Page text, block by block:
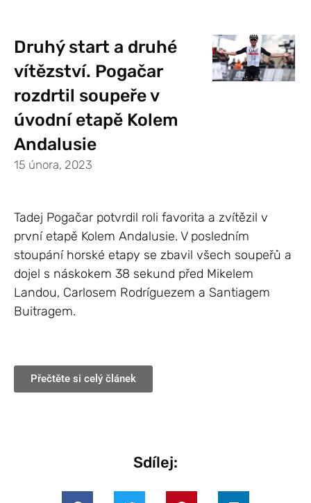
Druhý start a druhé
vítězství. Pogačar
rozdrtil soupeře v
úvodní etapě Kolem
Andalusie
15 února, 2023
Tadej Pogačar potvrdil roli favorita a zvítězil v
první etapě Kolem Andalusie. V posledním
stoupání horské etapy se zbavil všech soupeřů a
dojel s náskokem 38 sekund před Mikelem
Landou, Carlosem Rodríguezem a Santiagem
Buitragem.
Přečtěte si celý článek
Sdílej: